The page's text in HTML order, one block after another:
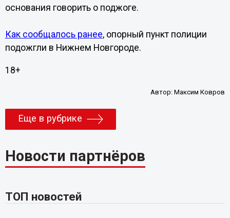
основания говорить о поджоге.
Как сообщалось ранее, опорный пункт полиции
подожгли в Нижнем Новгороде.
18+
Автор:Максим Ковров
Еще в рубрике
Новости партнёров
ТОП новостей